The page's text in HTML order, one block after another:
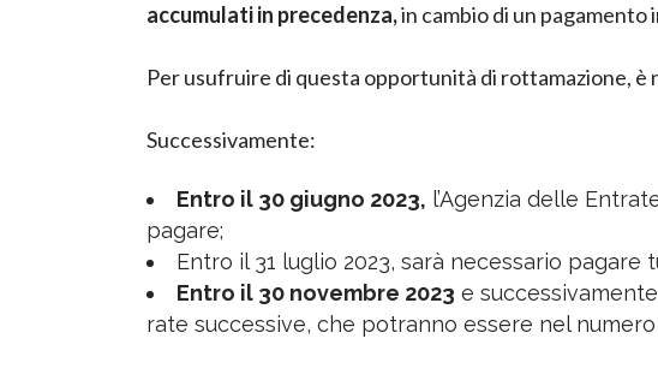
accumulati in precedenza,in cambio di un
Per usufruire di questa opportunità di rottamazione, è
Successivamente:
Entro il 30 giugno 2023, l’Agenzia delle
pagare;
Entro il 31 luglio 2023, sarà necessario
Entro il 30 novembre 2023 e
rate successive, che potranno essere nel numero